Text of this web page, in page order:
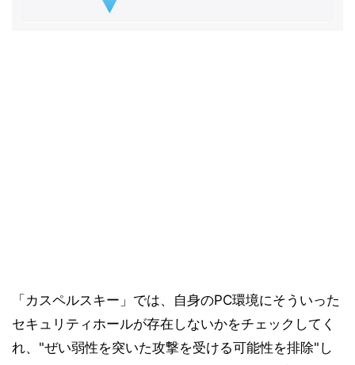
「カスペルスキー」では、自身のPC環境にそういった
セキュリティホールが存在しないかをチェックしてく
れ、"ぜい弱性を突いた攻撃を受ける可能性を排除"し